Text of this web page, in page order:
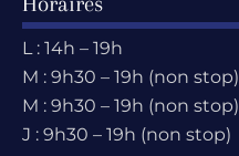
L : 14h – 19h
M : 9h30 – 19h (non stop)
M : 9h30 – 19h (non stop)
J : 9h30 – 19h (non stop)